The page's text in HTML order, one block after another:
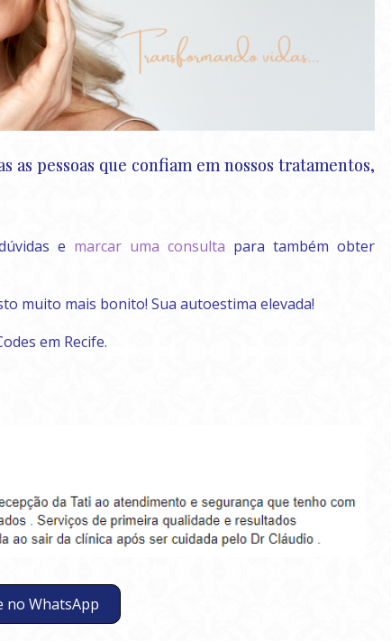
as pessoas que confiam em nossos tratamentos,
e marcar uma consulta para também obter
muito mais bonito! Sua autoestima elevada!
em Recife.
no WhatsApp